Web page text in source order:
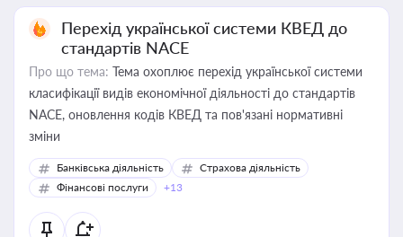
Перехід української системи КВЕД до
стандартів NACE
Про що тема: Тема охоплює перехід української системи
класифікації видів економічної діяльності до стандартів
NACE, оновлення кодів КВЕД та пов'язані нормативні
зміни
Банківська діяльність
Страхова діяльність
Фінансові послуги
+13